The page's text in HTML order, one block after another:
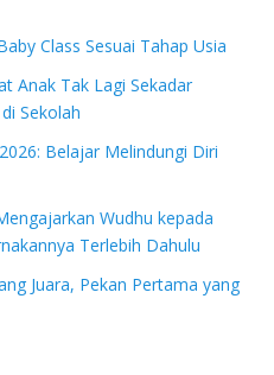
Class Sesuai Tahap Usia
Anak Tak Lagi Sekadar
Sekolah
Belajar Melindungi Diri
Wudhu kepada
Terlebih Dahulu
Juara, Pekan Pertama yang